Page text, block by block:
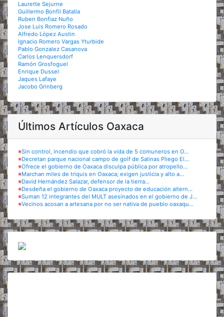
Laurette Sejurne
Guillermo Bonfil Batalla
Ruben Bonfiaz Nuño
Jose Luis Romero Rosado
Alfredo López Austin
Ignacio Romero Vargas Yturbide
Pablo Gonzalez Casanova
Carlos Lenquersdorf
Ramón Grosfoguel
Enrique Dussel
Jaques Lafaye
Jacobo Grinberg
Últimos Artículos Oaxaca
※Sin control, incendio que cobró la vida de 5 comuneros en O...
※Decretan parque nacional campo de golf de Salinas Pliego El...
※Ofrece el gobierno de Oaxaca disculpa pública por atropello...
※Marchan miles de triquis en Oaxaca; exigen justicia y alto a...
※David Hernández Salazar, defensor de la tierra...
※Desdeña el gobierno de Oaxaca proyecto de educación altern...
※Suman 12 integrantes del MULT asesinados en el gobierno de J...
※Vecinos acosan a artesana por no ser nativa de pueblo oaxaqu...